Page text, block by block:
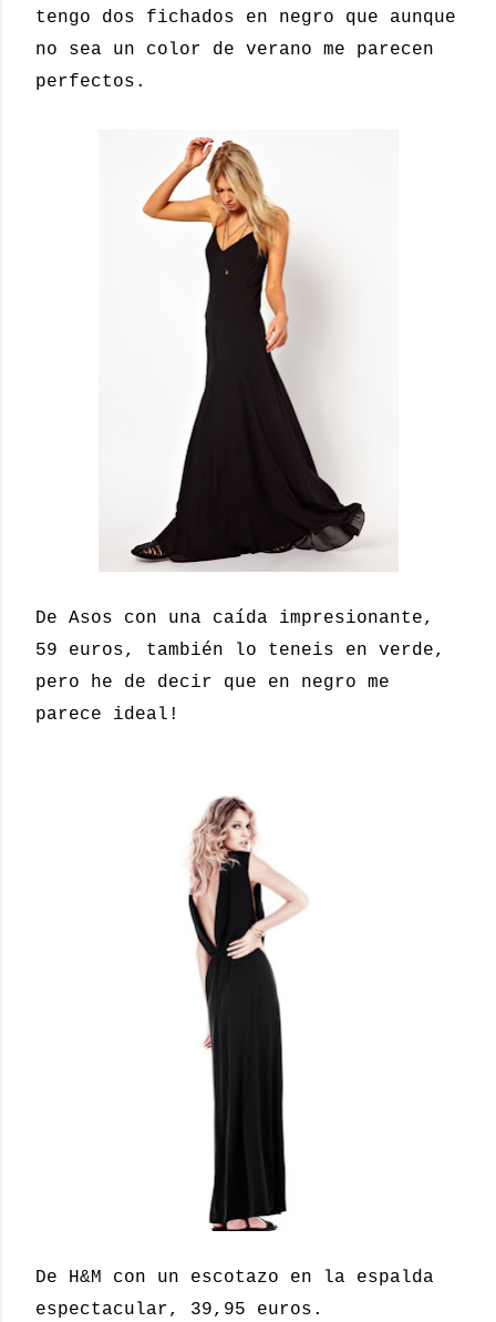
tengo dos fichados en negro que aunque
no sea un color de verano me parecen
perfectos.
De Asos con una caída impresionante,
59 euros, también lo teneis en verde,
pero he de decir que en negro me
parece ideal!
De H&M con un escotazo en la espalda
espectacular, 39,95 euros.